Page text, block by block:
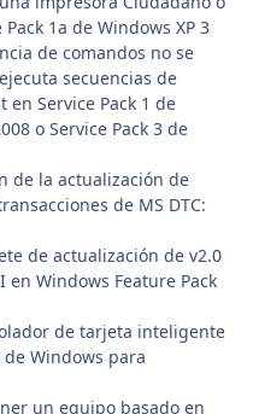
1a de Windows XP 3
de comandos no se
secuencias de
en Service Pack 1 de
o Service Pack 3 de
de la actualización de
de MS DTC:
de actualización de v2.0
en Windows Feature Pack
de tarjeta inteligente
Windows para
un equipo basado en